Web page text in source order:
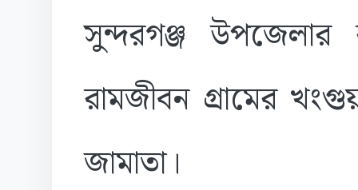
সুন্দরগঞ্জ উপজেলার
রামজীবন গ্রামের
জামাতা।